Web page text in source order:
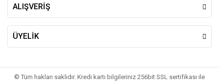
ALIŞVERİŞ
ÜYELİK
© Tüm hakları saklıdır. Kredi kartı bilgileriniz 256bit SSL sertifikası ile